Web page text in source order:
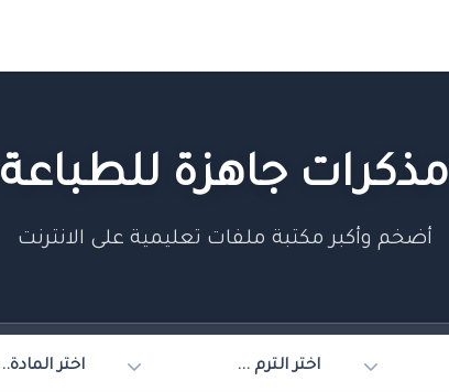
مذكرات جاهزة للطباعة
أضخم وأكبر مكتبة ملفات تعليمية على الانترنت